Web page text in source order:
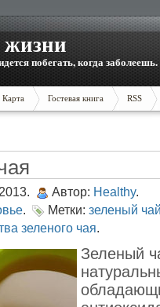
жизни
побегать, когда заболеешь.
Карта Гостевая книга RSS
Автор: Healthy.
. Метки: зеленый
зеленого чая.
Зеленый